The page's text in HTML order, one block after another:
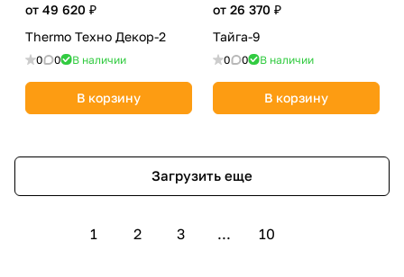
от 49 620 ₽
Thermo Техно Декор-2
0 0 В наличии
В корзину
от 26 370 ₽
Тайга-9
0 0 В наличии
В корзину
Загрузить еще
1 2 3 ... 10